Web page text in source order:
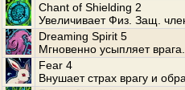
Chant of Shielding 2
Увеличивает Физ. Защ.
Dreaming Spirit 5
Мгновенно усыпляет
Fear 4
Внушает страх врагу и